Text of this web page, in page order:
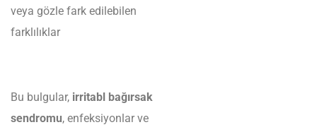
veya gözle fark edilebilen
farklılıklar
Bu bulgular, irritabl bağırsak
sendromu, enfeksiyonlar ve